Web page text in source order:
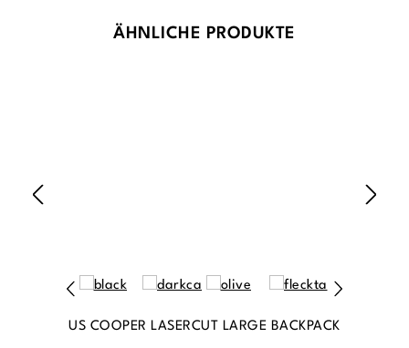
Produktgalerie überspringen
ÄHNLICHE PRODUKTE
US COOPER LASERCUT LARGE BACKPACK